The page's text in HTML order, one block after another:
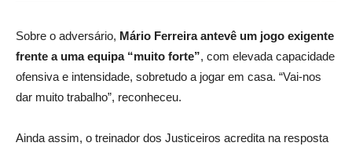
Sobre o adversário, Mário Ferreira antevê um jogo exigente
frente a uma equipa “muito forte”, com elevada capacidade
ofensiva e intensidade, sobretudo a jogar em casa. “Vai-nos
dar muito trabalho”, reconheceu.
Ainda assim, o treinador dos Justiceiros acredita na resposta